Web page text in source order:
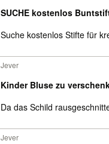
SUCHE kostenlos
Suche kostenlos Stifte für
Jever
Kinder Bluse zu
Da das Schild
Jever